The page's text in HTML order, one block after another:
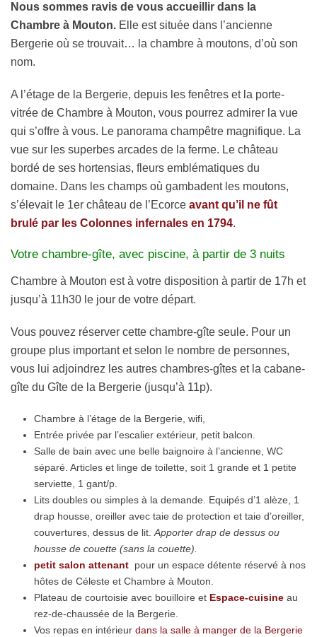
Nous sommes ravis de vous accueillir dans la
Chambre à Mouton. Elle est située dans l’ancienne
Bergerie où se trouvait… la chambre à moutons, d’où son
nom.
A l’étage de la Bergerie, depuis les fenêtres et la porte-
vitrée de Chambre à Mouton, vous pourrez admirer la vue
qui s’offre à vous. Le panorama champêtre magnifique. La
vue sur les superbes arcades de la ferme. Le château
bordé de ses hortensias, fleurs emblématiques du
domaine. Dans les champs où gambadent les moutons,
s’élevait le 1er château de l’Ecorce avant qu’il ne fût
brulé par les Colonnes infernales en 1794.
Votre chambre-gîte, avec piscine, à partir de 3 nuits
Chambre à Mouton est à votre disposition à partir de 17h et
jusqu’à 11h30 le jour de votre départ.
Vous pouvez réserver cette chambre-gîte seule. Pour un
groupe plus important et selon le nombre de personnes,
vous lui adjoindrez les autres chambres-gîtes et la cabane-
gîte du Gîte de la Bergerie (jusqu’à 11p).
Chambre à l’étage de la Bergerie, wifi,
Entrée privée par l’escalier extérieur, petit balcon.
Salle de bain avec une belle baignoire à l’ancienne, WC
séparé. Articles et linge de toilette, soit 1 grande et 1 petite
serviette, 1 gant/p.
Lits doubles ou simples à la demande. Equipés d’1 alèze, 1
drap housse, oreiller avec taie de protection et taie d’oreiller,
couvertures, dessus de lit.Apporter drap de dessus ou
housse de couette (sans la couette).
petit salon attenant pour un espace détente réservé à nos
hôtes de Céleste et Chambre à Mouton.
Plateau de courtoisie avec bouilloire et Espace-cuisine au
rez-de-chaussée de la Bergerie.
Vos repas en intérieur dans la salle à manger de la Bergerie